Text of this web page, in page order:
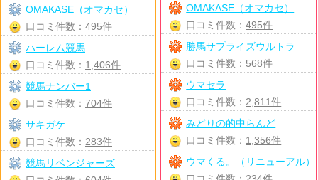
OMAKASE（オマカセ）
口コミ件数：495件
勝馬サプライズウルトラ
口コミ件数： 568件
ウマセラ
口コミ件数： 2,811件
みどりの的中らんど
口コミ件数： 1,356件
ウマくる。（リニューアル）
OMAKASE（オマカセ）
口コミ件数： 495件
ハーレム競馬
口コミ件数： 1,406件
競馬ナンバー1
口コミ件数： 704件
サキガケ
口コミ件数： 283件
競馬リベンジャーズ